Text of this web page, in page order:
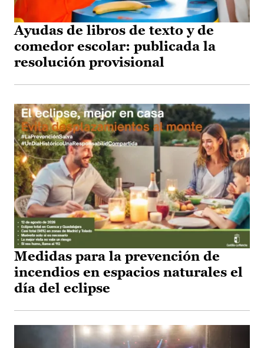
Ayudas de libros de texto y de
comedor escolar: publicada la
resolución provisional
Medidas para la prevención de
incendios en espacios naturales el
día del eclipse